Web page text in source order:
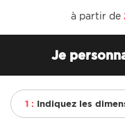
à partir de
Je
1 : Indiquez les